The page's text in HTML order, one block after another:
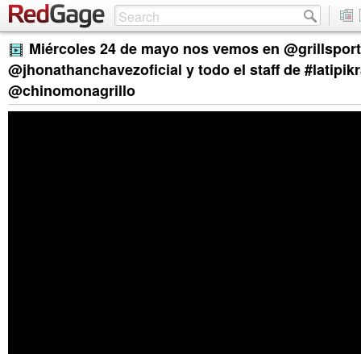
Miércoles 24 de mayo nos vemos en
@jhonathanchavezoficial y todo el staff de
@chinomonagrillo